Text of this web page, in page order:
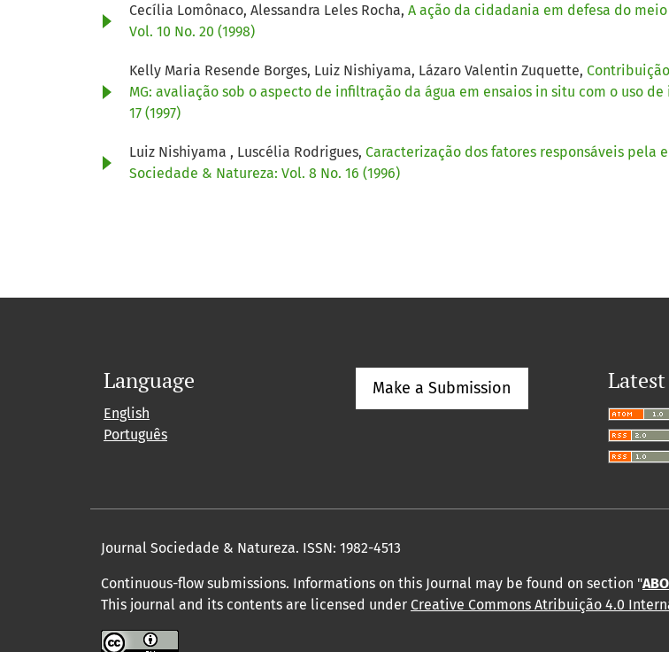
Cecília Lomônaco, Alessandra Leles Rocha, A ação da cidadania em defesa do
Vol. 10 No. 20 (1998)
Kelly Maria Resende Borges, Luiz Nishiyama, Lázaro Valentin Zuquette,
MG: avaliação sob o aspecto de infiltração da água em ensaios in situ com o uso
17 (1997)
Luiz Nishiyama , Luscélia Rodrigues, Caracterização dos fatores responsáveis pela
Sociedade & Natureza: Vol. 8 No. 16 (1996)
Language
English
Português
Make a Submission
Journal Sociedade & Natureza. ISSN: 1982-4513
Continuous-flow submissions. Informations on this Journal may be found on section "
This journal and its contents are licensed under Creative Commons Atribuição 4.0